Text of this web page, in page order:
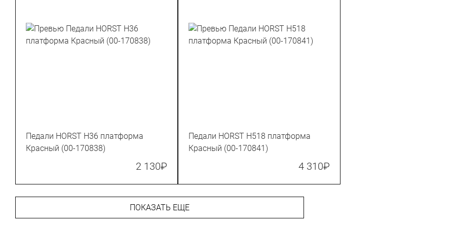
Педали HORST H36 платформа
Красный (00-170838)
2 130₽
Педали HORST H518 платформа
Красный (00-170841)
4 310₽
ПОКАЗАТЬ ЕЩЕ